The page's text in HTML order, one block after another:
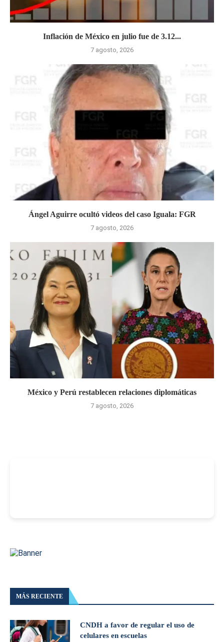
Inflación de México en julio fue de 3.12...
7 agosto, 2026
Ángel Aguirre ocultó videos del caso Iguala: FGR
7 agosto, 2026
México y Perú restablecen relaciones diplomáticas
7 agosto, 2026
MÁS RECIENTE
CNDH a favor de regular el uso de
celulares en escuelas